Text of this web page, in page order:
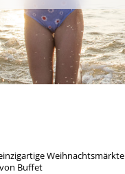
Weihnachtsmärkte
Buffet